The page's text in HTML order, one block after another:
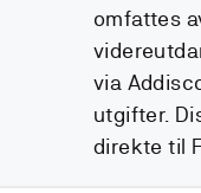
omfattes
via
utgifter.
direkte til